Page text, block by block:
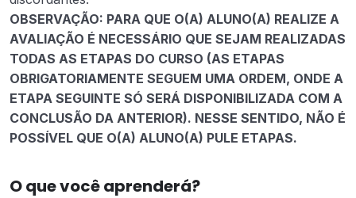
OBSERVAÇÃO: PARA QUE O(A) ALUNO(A) REALIZE A
AVALIAÇÃO É NECESSÁRIO QUE SEJAM REALIZADAS
TODAS AS ETAPAS DO CURSO (AS ETAPAS
OBRIGATORIAMENTE SEGUEM UMA ORDEM, ONDE A
ETAPA SEGUINTE SÓ SERÁ DISPONIBILIZADA COM A
CONCLUSÃO DA ANTERIOR). NESSE SENTIDO, NÃO É
POSSÍVEL QUE O(A) ALUNO(A) PULE ETAPAS.
O que você aprenderá?